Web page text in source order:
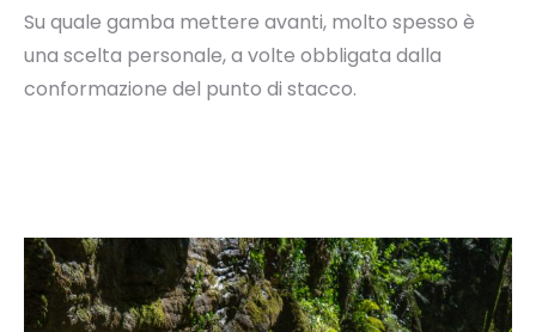
Su quale gamba mettere avanti, molto spesso è
una scelta personale, a volte obbligata dalla
conformazione del punto di stacco.